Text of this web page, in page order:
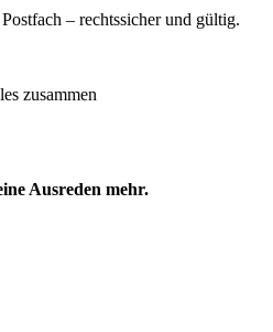
– rechtssicher und gültig.
zusammen
Ausreden mehr.